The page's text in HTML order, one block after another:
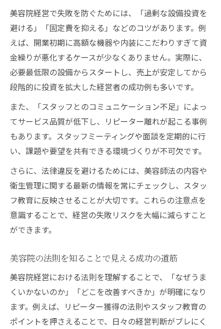
美容院経営で失敗を防ぐためには、「過剰な設備投資を
避ける」「固定費を抑える」などのコツがあります。例
えば、開業初期に高額な機器や内装にこだわりすぎて資
金繰りが悪化するケースが少なくありません。実際に、
必要最低限の設備からスタートし、売上が安定してから
段階的に投資を拡大した経営者の成功例も多いです。
また、「スタッフとのコミュニケーション不足」によっ
てサービス品質が低下し、リピーター離れが起こる事例
もあります。スタッフミーティングや面談を定期的に行
い、課題や要望を共有できる環境づくりが不可欠です。
さらに、法律違反を避けるためには、美容師法の内容や
衛生管理に関する最新の情報を常にチェックし、スタッ
フ教育に反映させることが大切です。これらの注意点を
意識することで、経営の失敗リスクを大幅に減らすこと
ができます。
美容院の法則を知ることで見える成功の道筋
美容院経営における法則を理解することで、「なぜうま
くいかないのか」「どこを改善すべきか」が明確になり
ます。例えば、リピーター獲得の法則やスタッフ教育の
ポイントを押さえることで、日々の経営判断がブレにく